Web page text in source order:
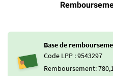
Base de
Code LPP : 9543297
Remboursement: